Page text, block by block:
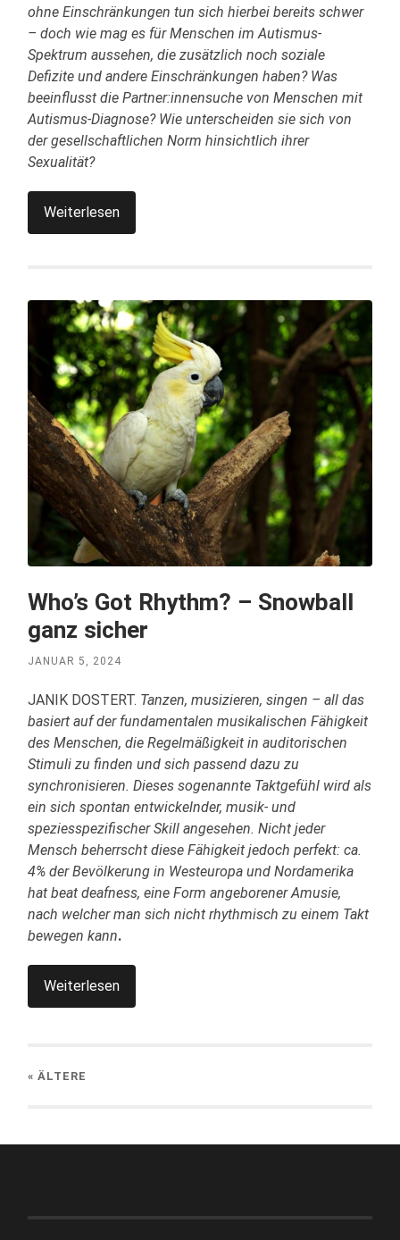
ohne Einschränkungen tun sich hierbei bereits schwer
– doch wie mag es für Menschen im Autismus-
Spektrum aussehen, die zusätzlich noch soziale
Defizite und andere Einschränkungen haben? Was
beeinflusst die Partner:innensuche von Menschen mit
Autismus-Diagnose? Wie unterscheiden sie sich von
der gesellschaftlichen Norm hinsichtlich ihrer
Sexualität?
Weiterlesen
Who’s Got Rhythm? – Snowball
ganz sicher
JANUAR 5, 2024
JANIK DOSTERT. Tanzen, musizieren, singen – all das
basiert auf der fundamentalen musikalischen Fähigkeit
des Menschen, die Regelmäßigkeit in auditorischen
Stimuli zu finden und sich passend dazu zu
synchronisieren. Dieses sogenannte Taktgefühl wird als
ein sich spontan entwickelnder, musik- und
speziesspezifischer Skill angesehen. Nicht jeder
Mensch beherrscht diese Fähigkeit jedoch perfekt: ca.
4% der Bevölkerung in Westeuropa und Nordamerika
hat beat deafness, eine Form angeborener Amusie,
nach welcher man sich nicht rhythmisch zu einem Takt
bewegen kann.
Weiterlesen
« ÄLTERE